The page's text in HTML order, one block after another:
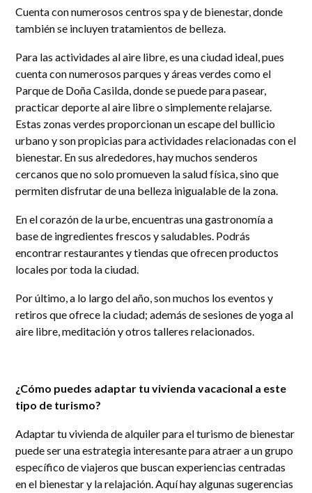
Cuenta con numerosos centros spa y de bienestar, donde
también se incluyen tratamientos de belleza.
Para las actividades al aire libre, es una ciudad ideal, pues
cuenta con numerosos parques y áreas verdes como el
Parque de Doña Casilda, donde se puede para pasear,
practicar deporte al aire libre o simplemente relajarse.
Estas zonas verdes proporcionan un escape del bullicio
urbano y son propicias para actividades relacionadas con el
bienestar. En sus alrededores, hay muchos senderos
cercanos que no solo promueven la salud física, sino que
permiten disfrutar de una belleza inigualable de la zona.
En el corazón de la urbe, encuentras una gastronomía a
base de ingredientes frescos y saludables. Podrás
encontrar restaurantes y tiendas que ofrecen productos
locales por toda la ciudad.
Por último, a lo largo del año, son muchos los eventos y
retiros que ofrece la ciudad; además de sesiones de yoga al
aire libre, meditación y otros talleres relacionados.
¿Cómo puedes adaptar tu vivienda vacacional a este
tipo de turismo?
Adaptar tu vivienda de alquiler para el turismo de bienestar
puede ser una estrategia interesante para atraer a un grupo
específico de viajeros que buscan experiencias centradas
en el bienestar y la relajación. Aquí hay algunas sugerencias